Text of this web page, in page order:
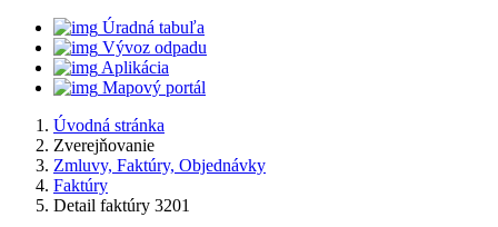
Úradná tabuľa
Vývoz odpadu
Aplikácia
Mapový portál
Úvodná stránka
Zverejňovanie
Zmluvy, Faktúry, Objednávky
Faktúry
Detail faktúry 3201